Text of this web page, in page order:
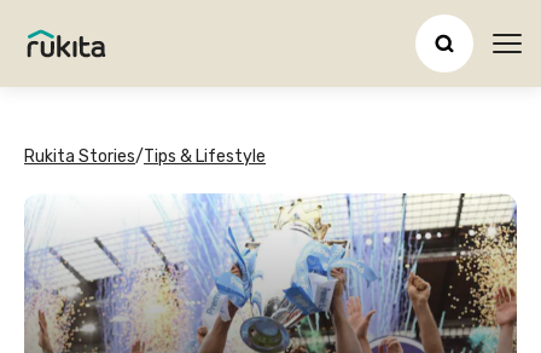
Rukita Stories/Tips & Lifestyle